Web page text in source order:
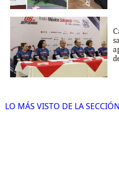
LO MÁS VISTO DE LA SECCIÓN